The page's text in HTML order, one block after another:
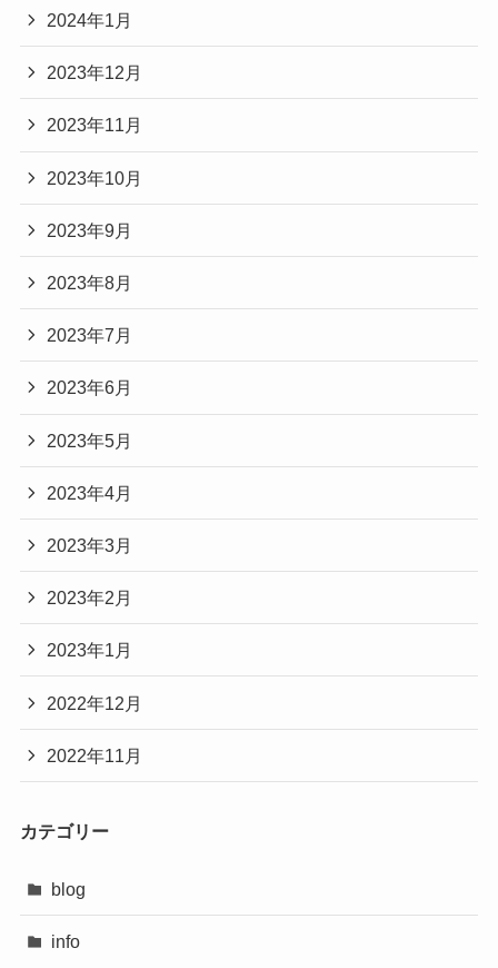
2024年1月
2023年12月
2023年11月
2023年10月
2023年9月
2023年8月
2023年7月
2023年6月
2023年5月
2023年4月
2023年3月
2023年2月
2023年1月
2022年12月
2022年11月
カテゴリー
blog
info